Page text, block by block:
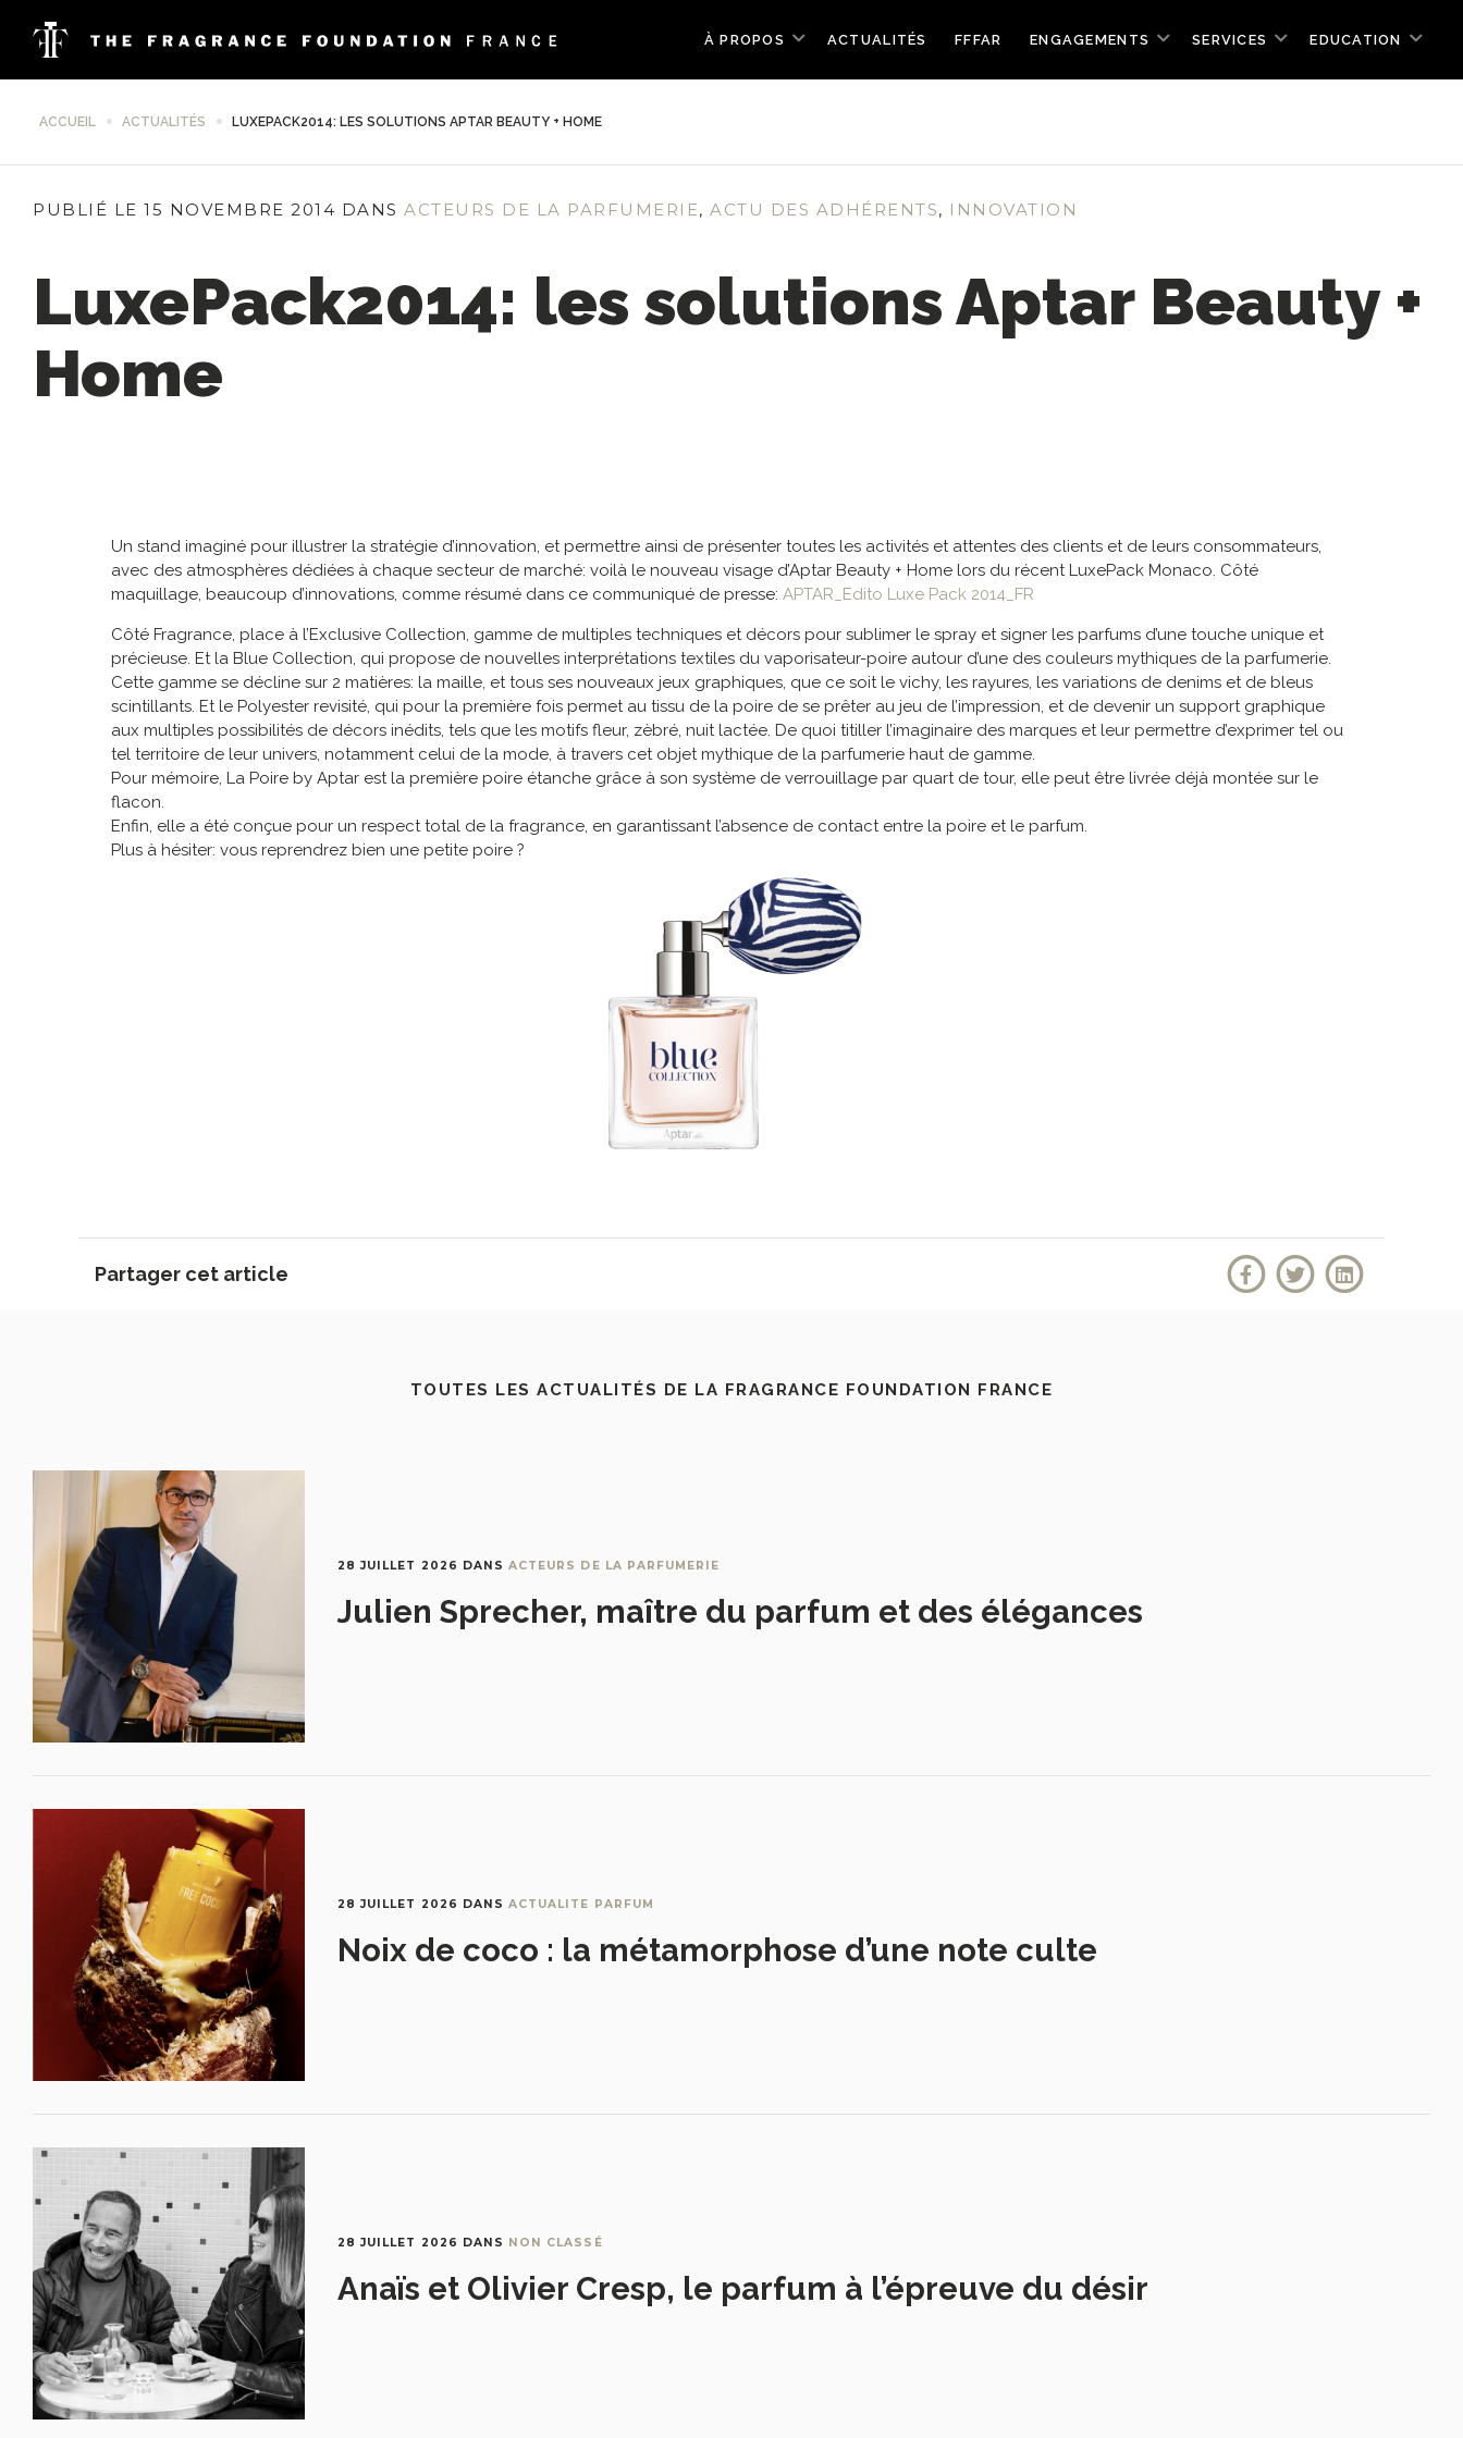
À PROPOS ACTUALITÉS FFFAR ENGAGEMENTS SERVICES EDUCATION
ACCUEIL ACTUALITÉS LUXEPACK2014: LES SOLUTIONS APTAR BEAUTY + HOME
PUBLIÉ LE 15 NOVEMBRE 2014 DANS ACTEURS DE LA PARFUMERIE, ACTU DES ADHÉRENTS, INNOVATION
LuxePack2014: les solutions Aptar Beauty +
Home
Un stand imaginé pour illustrer la stratégie d’innovation, et permettre ainsi de présenter toutes les activités et attentes des clients et de leurs consommateurs,
avec des atmosphères dédiées à chaque secteur de marché: voilà le nouveau visage d’Aptar Beauty + Home lors du récent LuxePack Monaco. Côté
maquillage, beaucoup d’innovations, comme résumé dans ce communiqué de presse: APTAR_Edito Luxe Pack 2014_FR
Côté Fragrance, place à l’Exclusive Collection, gamme de multiples techniques et décors pour sublimer le spray et signer les parfums d’une touche unique et
précieuse. Et la Blue Collection, qui propose de nouvelles interprétations textiles du vaporisateur-poire autour d’une des couleurs mythiques de la parfumerie.
Cette gamme se décline sur 2 matières: la maille, et tous ses nouveaux jeux graphiques, que ce soit le vichy, les rayures, les variations de denims et de bleus
scintillants. Et le Polyester revisité, qui pour la première fois permet au tissu de la poire de se prêter au jeu de l’impression, et de devenir un support graphique
aux multiples possibilités de décors inédits, tels que les motifs fleur, zèbré, nuit lactée. De quoi titiller l’imaginaire des marques et leur permettre d’exprimer tel ou
tel territoire de leur univers, notamment celui de la mode, à travers cet objet mythique de la parfumerie haut de gamme.
Pour mémoire, La Poire by Aptar est la première poire étanche grâce à son système de verrouillage par quart de tour, elle peut être livrée déjà montée sur le
flacon.
Enfin, elle a été conçue pour un respect total de la fragrance, en garantissant l’absence de contact entre la poire et le parfum.
Plus à hésiter: vous reprendrez bien une petite poire ?
Partager cet article
TOUTES LES ACTUALITÉS DE LA FRAGRANCE FOUNDATION FRANCE
28 JUILLET 2026 DANSACTEURS DE LA PARFUMERIE
Julien Sprecher, maître du parfum et des élégances
28 JUILLET 2026 DANSACTUALITE PARFUM
Noix de coco : la métamorphose d’une note culte
28 JUILLET 2026 DANS NON CLASSÉ
Anaïs et Olivier Cresp, le parfum à l’épreuve du désir